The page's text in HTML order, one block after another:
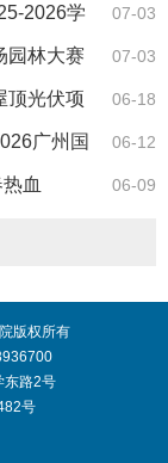
07-03
2026学
07-03
园林大赛
06-18
顶光伏项
06-12
广州国
06-09
血
版权所有
东路2号
号